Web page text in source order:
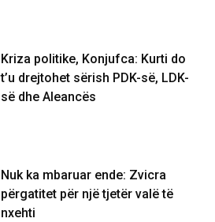
Kriza politike, Konjufca: Kurti do
t’u drejtohet sërish PDK-së, LDK-
së dhe Aleancës
Nuk ka mbaruar ende: Zvicra
përgatitet për një tjetër valë të
nxehti